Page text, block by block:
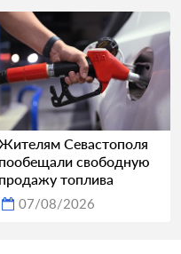
Севастополя
пообещали свободную
продажу топлива
07/08/2026